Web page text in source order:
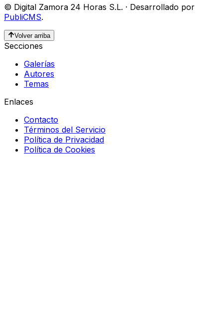
© Digital Zamora 24 Horas S.L. · Desarrollado por
PubliCMS.
Volver arriba
Secciones
Galerías
Autores
Temas
Enlaces
Contacto
Términos del Servicio
Política de Privacidad
Política de Cookies